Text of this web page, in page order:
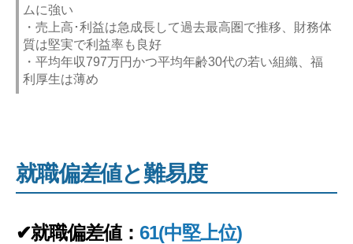
ムに強い
・売上高･利益は急成長して過去最高圏で推移、財務体
質は堅実で利益率も良好
・平均年収797万円かつ平均年齢30代の若い組織、福
利厚生は薄め
就職偏差値と難易度
✔就職偏差値：61(中堅上位)